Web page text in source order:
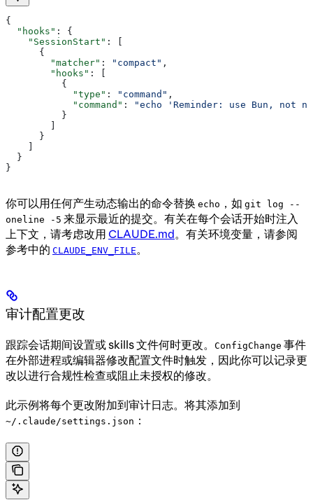
{
  "hooks"
: {
    "SessionStart"
: [
      {
        "matcher"
: "compact" ,
        "hooks"
: [
          {
            "type"
: "command" ,
            "command"
:
"echo 'Reminder: use Bun, not
          }
      }
  }
}
你可以用任何产生动态输出的命令替换 echo ，如 git log --
oneline -5 来显示最近的提交。有关在每个会话开始时注入
上下文，请考虑改用 CLAUDE.md。有关环境变量，请参阅
参考中的 CLAUDE_ENV_FILE。
审计配置更改
跟踪会话期间设置或 skills 文件何时更改。 ConfigChange 事件
在外部进程或编辑器修改配置文件时触发，因此你可以记录更
改以进行合规性检查或阻止未授权的修改。
此示例将每个更改附加到审计日志。将其添加到
~/.claude/settings.json ：